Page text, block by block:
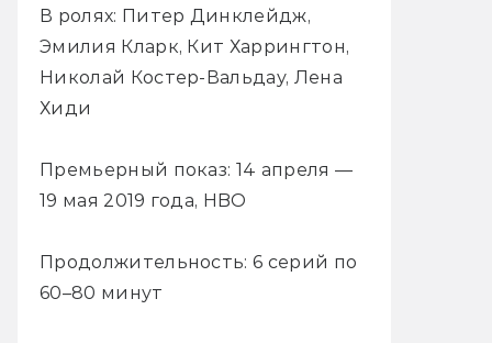
В ролях: Питер Динклейдж,
Эмилия Кларк, Кит Харрингтон,
Николай Костер-Вальдау, Лена
Хиди
Премьерный показ: 14 апреля —
19 мая 2019 года, HBO
Продолжительность: 6 серий по
60–80 минут